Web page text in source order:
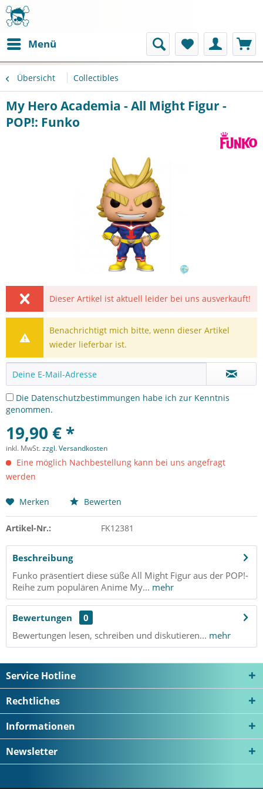
Menü
Übersicht Collectibles
My Hero Academia - All Might Figur -
POP!: Funko
Dieser Artikel ist aktuell leider bei uns ausverkauft!
Benachrichtigt mich bitte, wenn dieser Artikel
wieder lieferbar ist.
Die Datenschutzbestimmungen habe ich zur Kenntnis
genommen.
19,90 € *
inkl. MwSt.zzgl. Versandkosten
Eine möglich Nachbestellung kann bei uns angefragt
werden
Merken Bewerten
Artikel-Nr.: FK12381
Beschreibung
Funko präsentiert diese süße All Might Figur aus der POP!-
Reihe zum populären Anime My... mehr
Bewertungen
0
Bewertungen lesen, schreiben und diskutieren... mehr
Service Hotline
Rechtliches
Informationen
Newsletter